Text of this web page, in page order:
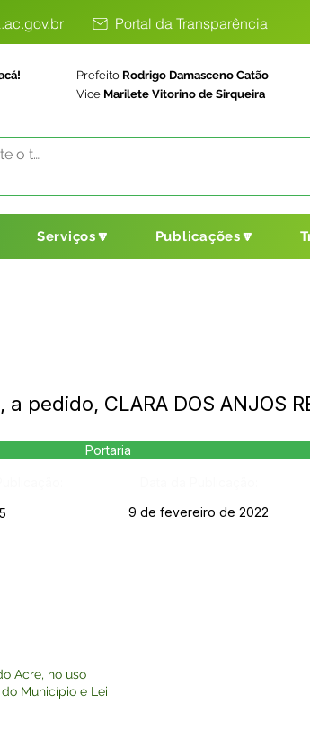
Portal da Transparência
Prefeito Rodrigo Damasceno Catão
Vice Marilete Vitorino de Sirqueira
Serviços🔽 Publicações🔽
pedido, CLARA DOS ANJOS
Portaria
9 de fevereiro de 2022
Acre, no uso
Município e Lei